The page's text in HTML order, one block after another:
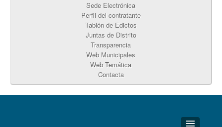
Sede Electrónica
Perfil del contratante
Tablón de Edictos
Juntas de Distrito
Transparencia
Web Municipales
Web Temática
Contacta